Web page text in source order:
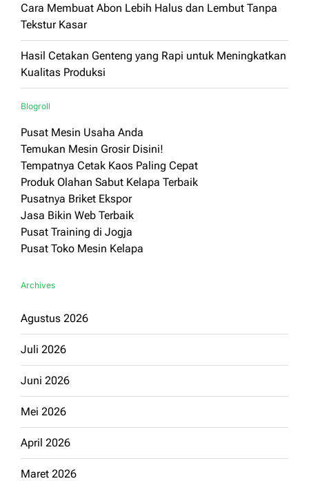
Cara Membuat Abon Lebih Halus dan Lembut Tanpa
Tekstur Kasar
Hasil Cetakan Genteng yang Rapi untuk Meningkatkan
Kualitas Produksi
Blogroll
Pusat Mesin Usaha Anda
Temukan Mesin Grosir Disini!
Tempatnya Cetak Kaos Paling Cepat
Produk Olahan Sabut Kelapa Terbaik
Pusatnya Briket Ekspor
Jasa Bikin Web Terbaik
Pusat Training di Jogja
Pusat Toko Mesin Kelapa
Archives
Agustus 2026
Juli 2026
Juni 2026
Mei 2026
April 2026
Maret 2026